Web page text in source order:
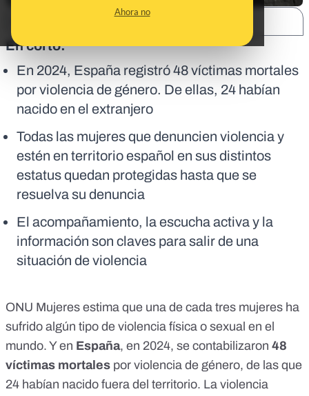
Ahora no
En corto:
En 2024, España registró 48 víctimas mortales
por violencia de género. De ellas, 24 habían
nacido en el extranjero
Todas las mujeres que denuncien violencia y
estén en territorio español en sus distintos
estatus quedan protegidas hasta que se
resuelva su denuncia
El acompañamiento, la escucha activa y la
información son claves para salir de una
situación de violencia
ONU Mujeres estima que una de cada tres mujeres ha
sufrido algún tipo de violencia física o sexual en el
mundo. Y en España, en 2024, se contabilizaron 48
víctimas mortales por violencia de género, de las que
24 habían nacido fuera del territorio. La violencia